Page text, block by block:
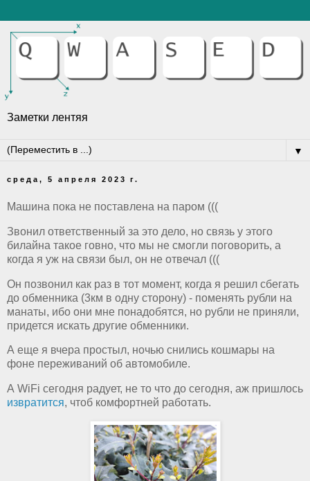
Заметки лентяя
▼
среда, 5 апреля 2023 г.
Машина пока не поставлена на паром (((
Звонил ответственный за это дело, но связь у этого
билайна такое говно, что мы не смогли поговорить, а
когда я уж на связи был, он не отвечал (((
Он позвонил как раз в тот момент, когда я решил сбегать
до обменника (3км в одну сторону) - поменять рубли на
манаты, ибо они мне понадобятся, но рубли не приняли,
придется искать другие обменники.
А еще я вчера простыл, ночью снились кошмары на
фоне переживаний об автомобиле.
А WiFi сегодня радует, не то что до сегодня, аж пришлось
извратится, чтоб комфортней работать.